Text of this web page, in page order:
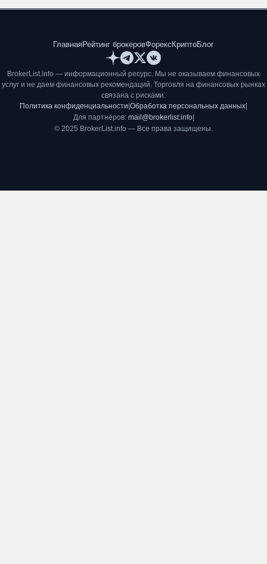
ГлавнаяРейтинг брокеровФорекс КриптоБлог
BrokerList.info — информационный ресурс. Мы не оказываем финансовых
услуг и не даем финансовых рекомендаций. Торговля на финансовых рынках
связана с рисками.
Политика конфиденциальности Обработка персональных данных
Для партнёров: mail@brokerlist.info|
© 2025 BrokerList.info — Все права защищены.